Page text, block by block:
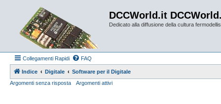
DCCWorld.it
Dedicato alla diffusione della cultura
Collegamenti Rapidi FAQ
Indice Digitale
Software per il Digitale
Argomenti senza risposta
Argomenti attivi